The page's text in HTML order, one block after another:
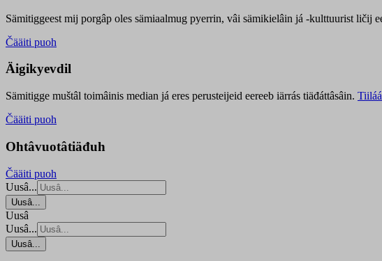
Sämitiggeest mij porgâp oles sämiaalmug pyerrin, vâi sämikielâin já -kulttuurist ličij
Čääiti puoh
Äigikyevdil
Sämitigge muštâl toimâinis median já eres perusteijeid eereeb iärrás tiäđáttâsâin.
Čääiti puoh
Ohtâvuotâtiäđuh
Čääiti puoh
Uusâ...
Uusâ...
Uusâ
Uusâ...
Uusâ...